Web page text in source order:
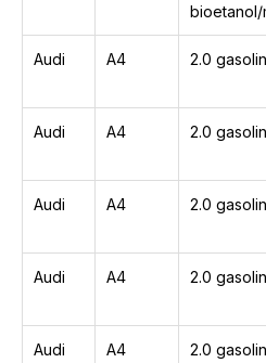
bioetanol/
Audi A4 2.0
Audi A4 2.0
Audi A4 2.0
Audi A4 2.0
Audi A4 2.0